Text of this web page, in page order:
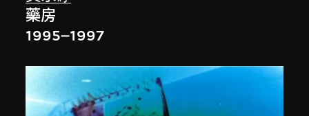
藥房
1995–1997